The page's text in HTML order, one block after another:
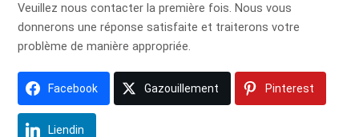
Veuillez nous contacter la première fois. Nous vous
donnerons une réponse satisfaite et traiterons votre
problème de manière appropriée.
Facebook Gazouillement Pinterest
Liendin